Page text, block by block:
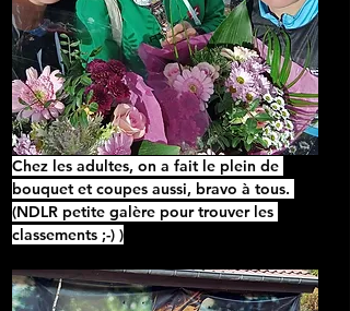
Chez les adultes, on a fait le plein de
bouquet et coupes aussi, bravo à tous.
(NDLR petite galère pour trouver les
classements ;-) )